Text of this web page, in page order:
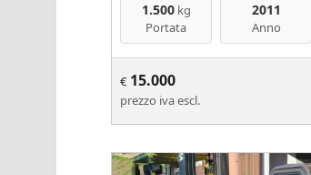
1.500kg
Portata
2011
Anno
€ 15.000
prezzo iva escl.